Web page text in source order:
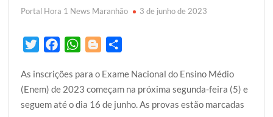
Portal Hora 1 News Maranhão 3 de junho de 2023
i
t
t
c
e
b
W
a
t
s
o
g
g
a
r
e
As inscrições para o Exame Nacional do Ensino Médio
(Enem) de 2023 começam na próxima segunda-feira (5) e
seguem até o dia 16 de junho. As provas estão marcadas